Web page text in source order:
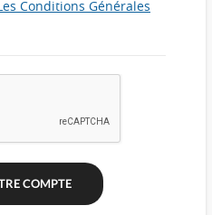
Conditions Générales